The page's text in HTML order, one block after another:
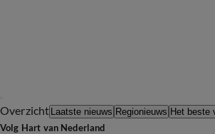
Overzicht Laatste nieuws Regionieuws Het beste
Volg Hart van Nederland